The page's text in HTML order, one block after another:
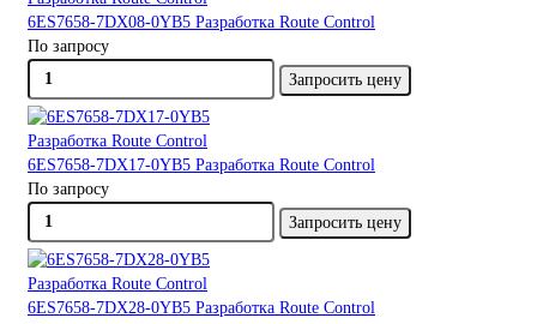
6ES7658-7DX08-0YB5 Разработка Route Control
По запросу
Запросить цену
6ES7658-7DX17-0YB5 Разработка Route Control
По запросу
Запросить цену
6ES7658-7DX28-0YB5 Разработка Route Control